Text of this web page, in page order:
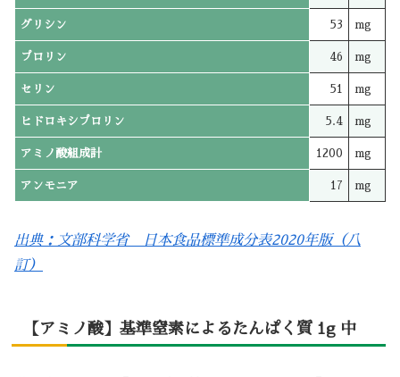
グリシン 53 mg
プロリン 46 mg
セリン 51 mg
ヒドロキシプロリン 5.4 mg
アミノ酸組成計 1200 mg
アンモニア 17 mg
出典：文部科学省 日本食品標準成分表2020年版（八
訂）
【アミノ酸】基準窒素によるたんぱく質 1g 中